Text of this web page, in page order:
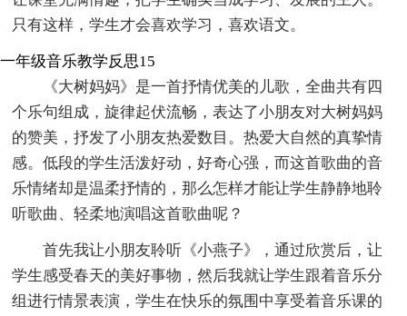
只有这样，学生才会喜欢学习，喜欢语文。
一年级音乐教学反思15
《大树妈妈》是一首抒情优美的儿歌，全曲共有四
个乐句组成，旋律起伏流畅，表达了小朋友对大树妈妈
的赞美，抒发了小朋友热爱数目。热爱大自然的真挚情
感。低段的学生活泼好动，好奇心强，而这首歌曲的音
乐情绪却是温柔抒情的，那么怎样才能让学生静静地聆
听歌曲、轻柔地演唱这首歌曲呢？
首先我让小朋友聆听《小燕子》，通过欣赏后，让
学生感受春天的美好事物，然后我就让学生跟着音乐分
组进行情景表演，学生在快乐的氛围中享受着音乐课的